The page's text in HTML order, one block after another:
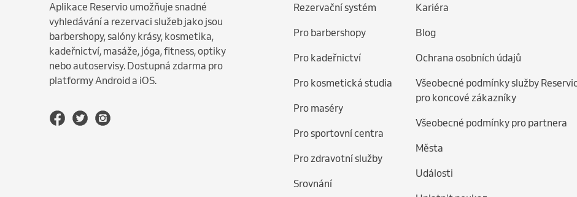
Aplikace Reservio umožňuje snadné
vyhledávání a rezervaci služeb jako jsou
barbershopy, salóny krásy, kosmetika,
kadeřnictví, masáže, jóga, fitness, optiky
nebo autoservisy. Dostupná zdarma pro
platformy Android a iOS.
Rezervační systém
Pro barbershopy
Pro kadeřnictví
Pro kosmetická studia
Pro maséry
Pro sportovní centra
Pro zdravotní služby
Srovnání
Kariéra
Blog
Ochrana osobních údajů
Všeobecné podmínky služby
pro koncové zákazníky
Všeobecné podmínky pro partnera
Města
Události